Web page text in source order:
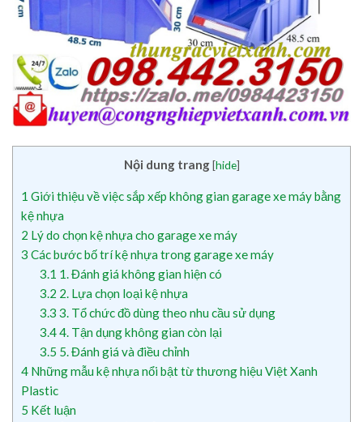
Nội dung trang [hide]
1 Giới thiệu về việc sắp xếp không gian garage xe máy bằng
kệ nhựa
2 Lý do chọn kệ nhựa cho garage xe máy
3 Các bước bố trí kệ nhựa trong garage xe máy
3.1 1. Đánh giá không gian hiện có
3.2 2. Lựa chọn loại kệ nhựa
3.3 3. Tổ chức đồ dùng theo nhu cầu sử dụng
3.44. Tận dụng không gian còn lại
3.5 5. Đánh giá và điều chỉnh
4 Những mẫu kệ nhựa nổi bật từ thương hiệu Việt Xanh
Plastic
5 Kết luận